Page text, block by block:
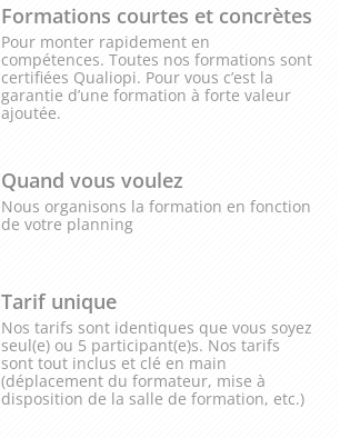
Formations courtes et concrètes
Pour monter rapidement en
compétences. Toutes nos formations sont
certifiées Qualiopi. Pour vous c’est la
garantie d’une formation à forte valeur
ajoutée.
Quand vous voulez
Nous organisons la formation en fonction
de votre planning
Tarif unique
Nos tarifs sont identiques que vous soyez
seul(e) ou 5 participant(e)s. Nos tarifs
sont tout inclus et clé en main
(déplacement du formateur, mise à
disposition de la salle de formation, etc.)